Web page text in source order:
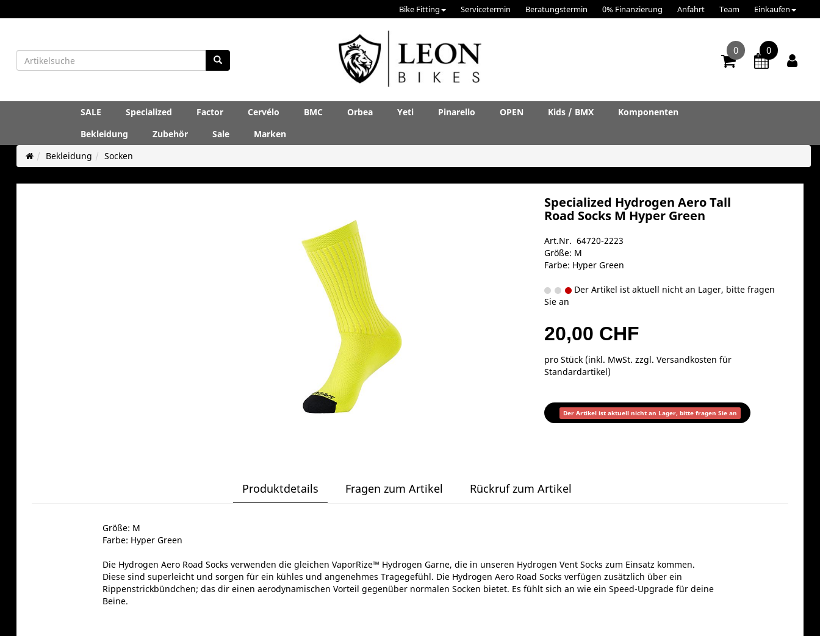
Bike Fitting Servicetermin Beratungstermin 0% Finanzierung Anfahrt Team Einkaufen
0 0
SALE Specialized Factor Cervélo BMC Orbea Yeti Pinarello OPEN Kids / BMX
Komponenten
Bekleidung
Zubehör Sale
Marken
Bekleidung
Socken
Specialized Hydrogen Aero Tall
Road Socks M Hyper Green
Art.Nr. 64720-2223
Größe: M
Farbe: Hyper Green
Der Artikel ist aktuell nicht an Lager, bitte fragen
Sie an
20,00 CHF
pro Stück (inkl. MwSt. zzgl.Versandkosten für
Standardartikel)
Der Artikel ist aktuell nicht an Lager, bitte fragen Sie an
Produktdetails Fragen zum Artikel Rückruf zum Artikel
Größe: M
Farbe: Hyper Green
Die Hydrogen Aero Road Socks verwenden die gleichen VaporRize™ Hydrogen Garne, die in unseren Hydrogen Vent Socks zum Einsatz kommen.
Diese sind superleicht und sorgen für ein kühles und angenehmes Tragegefühl. Die Hydrogen Aero Road Socks verfügen zusätzlich über ein
Rippenstrickbündchen; das dir einen aerodynamischen Vorteil gegenüber normalen Socken bietet. Es fühlt sich an wie ein Speed-Upgrade für deine
Beine.